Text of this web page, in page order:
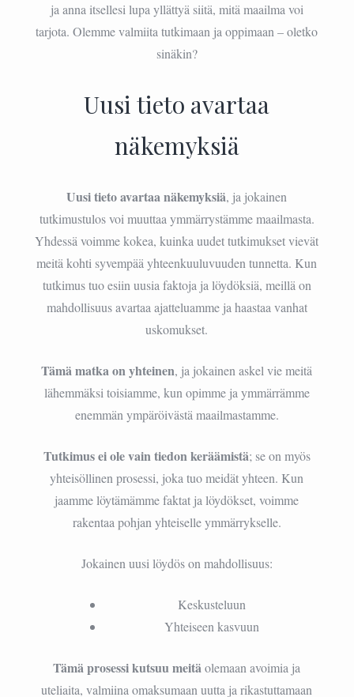
ja anna itsellesi lupa yllättyä siitä, mitä maailma voi
tarjota. Olemme valmiita tutkimaan ja oppimaan – oletko
sinäkin?
Uusi tieto avartaa
näkemyksiä
Uusi tieto avartaa näkemyksiä, ja jokainen
tutkimustulos voi muuttaa ymmärrystämme maailmasta.
Yhdessä voimme kokea, kuinka uudet tutkimukset vievät
meitä kohti syvempää yhteenkuuluvuuden tunnetta. Kun
tutkimus tuo esiin uusia faktoja ja löydöksiä, meillä on
mahdollisuus avartaa ajatteluamme ja haastaa vanhat
uskomukset.
Tämä matka on yhteinen, ja jokainen askel vie meitä
lähemmäksi toisiamme, kun opimme ja ymmärrämme
enemmän ympäröivästä maailmastamme.
Tutkimus ei ole vain tiedon keräämistä; se on myös
yhteisöllinen prosessi, joka tuo meidät yhteen. Kun
jaamme löytämämme faktat ja löydökset, voimme
rakentaa pohjan yhteiselle ymmärrykselle.
Jokainen uusi löydös on mahdollisuus:
Keskusteluun
Yhteiseen kasvuun
Tämä prosessi kutsuu meitäolemaan avoimia ja
uteliaita, valmiina omaksumaan uutta ja rikastuttamaan